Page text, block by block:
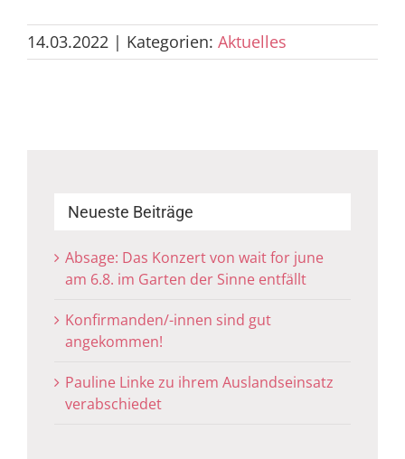
14.03.2022 | Kategorien: Aktuelles
Neueste Beiträge
Absage: Das Konzert von wait for june
am 6.8. im Garten der Sinne entfällt
Konfirmanden/-innen sind gut
angekommen!
Pauline Linke zu ihrem Auslandseinsatz
verabschiedet